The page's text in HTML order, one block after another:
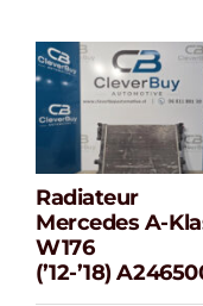
Radiateur
Mercedes
klasse
(’12-’18)
Radiateur
Mercedes A-
W176
(’12-’18)